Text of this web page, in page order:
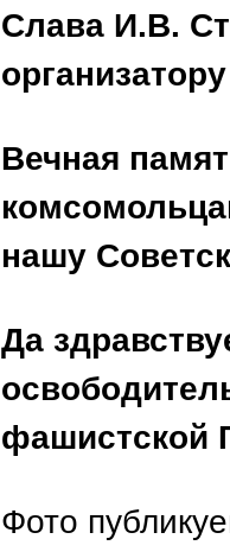
Слава И.В.
Вечная
нашу
Да
фашистской
Фото